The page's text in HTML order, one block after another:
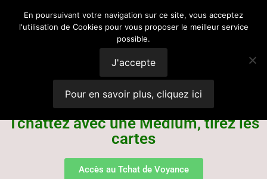
Voyance
Suisse
Tchattez avec une Médium, tirez les
cartes
Accès au Tchat de Voyance
En poursuivant votre navigation sur ce site, vous acceptez
l'utilisation de Cookies pour vous proposer le meilleur service
possible.
J'accepte
Pour en savoir plus, cliquez ici